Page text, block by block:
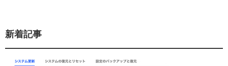
新着記事